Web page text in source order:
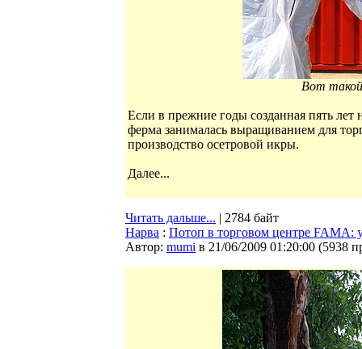
Вот
Если в прежние годы созданная пять лет
ферма занималась выращиванием для
производство осетровой икры.
Далее...
Читать дальше... | 2784 байт
Нарва : Потоп в торговом центре FAMA:
Автор: mumi в 21/06/2009 01:20:00 (5938